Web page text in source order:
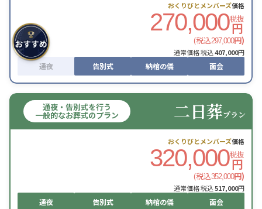
おくりびとメンバーズ価格
270,000税抜
円
(税込297,000円)
通常価格 税込407,000円
通夜 告別式 納棺の儀 面会
通夜・告別式を行う
一般的なお葬式のプラン 二日葬プラン
おくりびとメンバーズ価格
320,000税抜
円
(税込352,000円)
通常価格 税込517,000円
通夜 告別式 納棺の儀 面会